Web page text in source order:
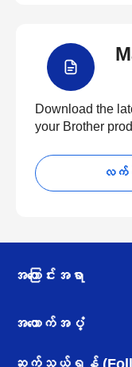
Download the
your Brother
လက်
အကြောင်းအရာ
အထောက်အပံ့
ဆက်သွယ်ရန်